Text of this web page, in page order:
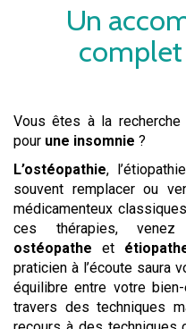
Un
Vous êtes à la recherche
pour une insomnie ?
L’ostéopathie,
souvent remplacer ou
médicamenteux
ces thérapies, venez
ostéopathe et
praticien à l’écoute saura
équilibre entre votre
travers des techniques